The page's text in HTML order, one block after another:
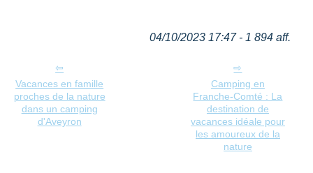
04/10/2023 17:47 - 1 894 aff.
Vacances en famille
proches de la nature
dans un camping
d'Aveyron
Camping en
Franche-Comté : La
destination de
vacances idéale pour
les amoureux de la
nature